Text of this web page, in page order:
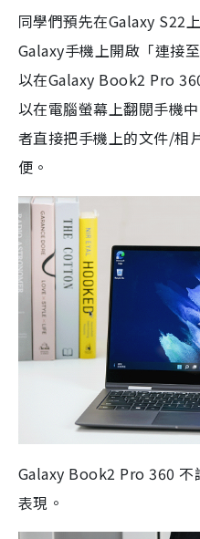
同學們預先在Galaxy S22
Galaxy手機上開啟「連接
以在Galaxy Book2 Pro
以在電腦螢幕上翻閱手機
者直接把手機上的文件/相
便。
Galaxy Book2 Pro 360 不
表現。